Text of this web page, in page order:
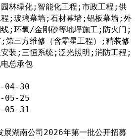
林绿化;智能化工程;市政工程;供
程;玻璃幕墙;石材幕墙;铝板幕墙;外
;环氧/金刚砂等地坪施工;防火门;
第三方维修（含零星工程）;精装修
装;三恒系统;泛光照明;消防工程;
总承包
04-30
05-25
05-31
展湖南公司2026年第一批公开招募